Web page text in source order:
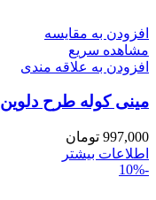
افزودن به مقایسه
مشاهده سریع
افزودن به علاقه مندی
مینی کوله طرح دلوین
997,000 تومان
اطلاعات بیشتر
-10%